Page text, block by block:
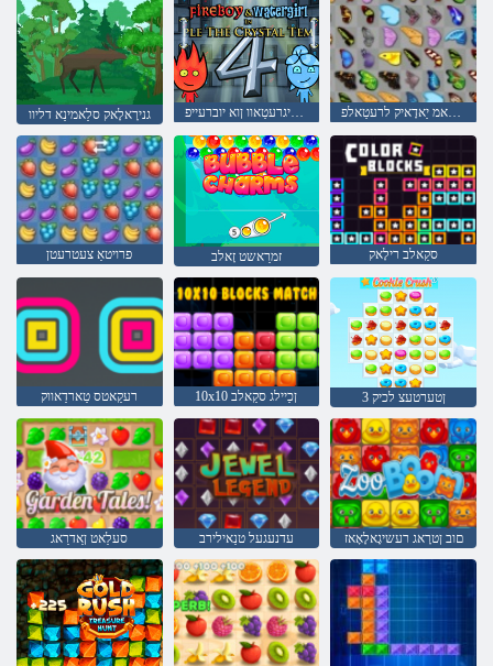
גנירָאלָאק סלַאמינַא דליוו שדקמה לַאטסירק יד ןיא :4 לריגרעטַאוו ןוא יוברעייפ גנָאשזדהַאמ יַאדָאיק לרעטַאלפ
פרויטאַ צעטרעטן זמרַאשט זָאלב סקַאלב רילָאק
רעקַאטס טַארדַאווק 10x10 ןכַיילג סקַאלב 3 ןטערטעצ לכיק
סעלַאט ןַאדרַאג עדנעגעל טנַאילירב םוב ןטרָאג רעשיגָאלָאָאז